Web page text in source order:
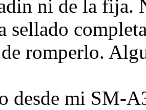
ni de la
sellado
romperlo.
desde mi SM-